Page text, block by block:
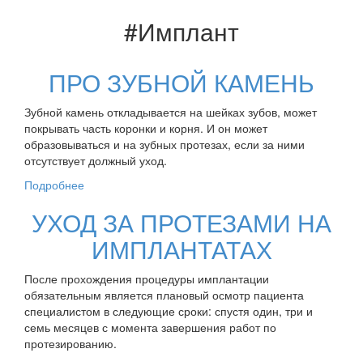
#Имплант
ПРО ЗУБНОЙ КАМЕНЬ
Зубной камень откладывается на шейках зубов, может
покрывать часть коронки и корня. И он может
образовываться и на зубных протезах, если за ними
отсутствует должный уход.
Подробнее
УХОД ЗА ПРОТЕЗАМИ НА
ИМПЛАНТАТАХ
После прохождения процедуры имплантации
обязательным является плановый осмотр пациента
специалистом в следующие сроки: спустя один, три и
семь месяцев с момента завершения работ по
протезированию.